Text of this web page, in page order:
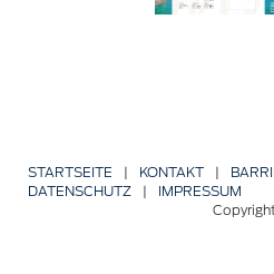
STARTSEITE | KONTAKT |
DATENSCHUTZ
|
IMPRESSUM